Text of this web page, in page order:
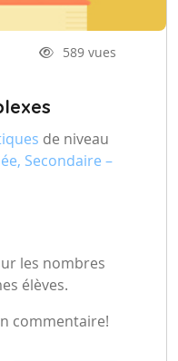
589 vues
de niveau
Secondaire –
les nombres
élèves.
commentaire!